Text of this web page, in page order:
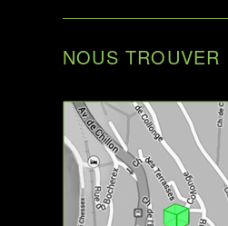
NOUS TROUVER